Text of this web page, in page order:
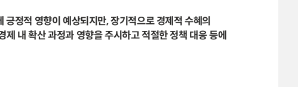
정적 영향이 예상되지만, 장기적으로 경제적 수혜의
내 확산 과정과 영향을 주시하고 적절한 정책 대응 등에